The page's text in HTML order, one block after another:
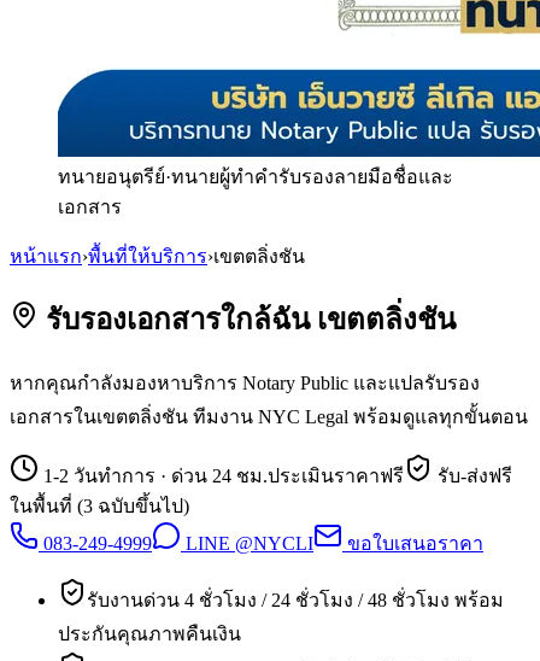
ทนายอนุตรีย์·ทนายผู้ทำคำรับรองลายมือชื่อและ
เอกสาร
หน้าแรก›พื้นที่ให้บริการ›เขตตลิ่งชัน
รับรองเอกสารใกล้ฉัน เขตตลิ่งชัน
หากคุณกำลังมองหาบริการ Notary Public และแปลรับรอง
เอกสารในเขตตลิ่งชัน ทีมงาน NYC Legal พร้อมดูแลทุกขั้นตอน
1-2 วันทำการ · ด่วน 24 ชม.ประเมินราคาฟรี
รับ-ส่งฟรี
ในพื้นที่ (3 ฉบับขึ้นไป)
083-249-4999
LINE @NYCLI ขอใบเสนอราคา
รับงานด่วน 4 ชั่วโมง / 24 ชั่วโมง / 48 ชั่วโมง พร้อม
ประกันคุณภาพคืนเงิน